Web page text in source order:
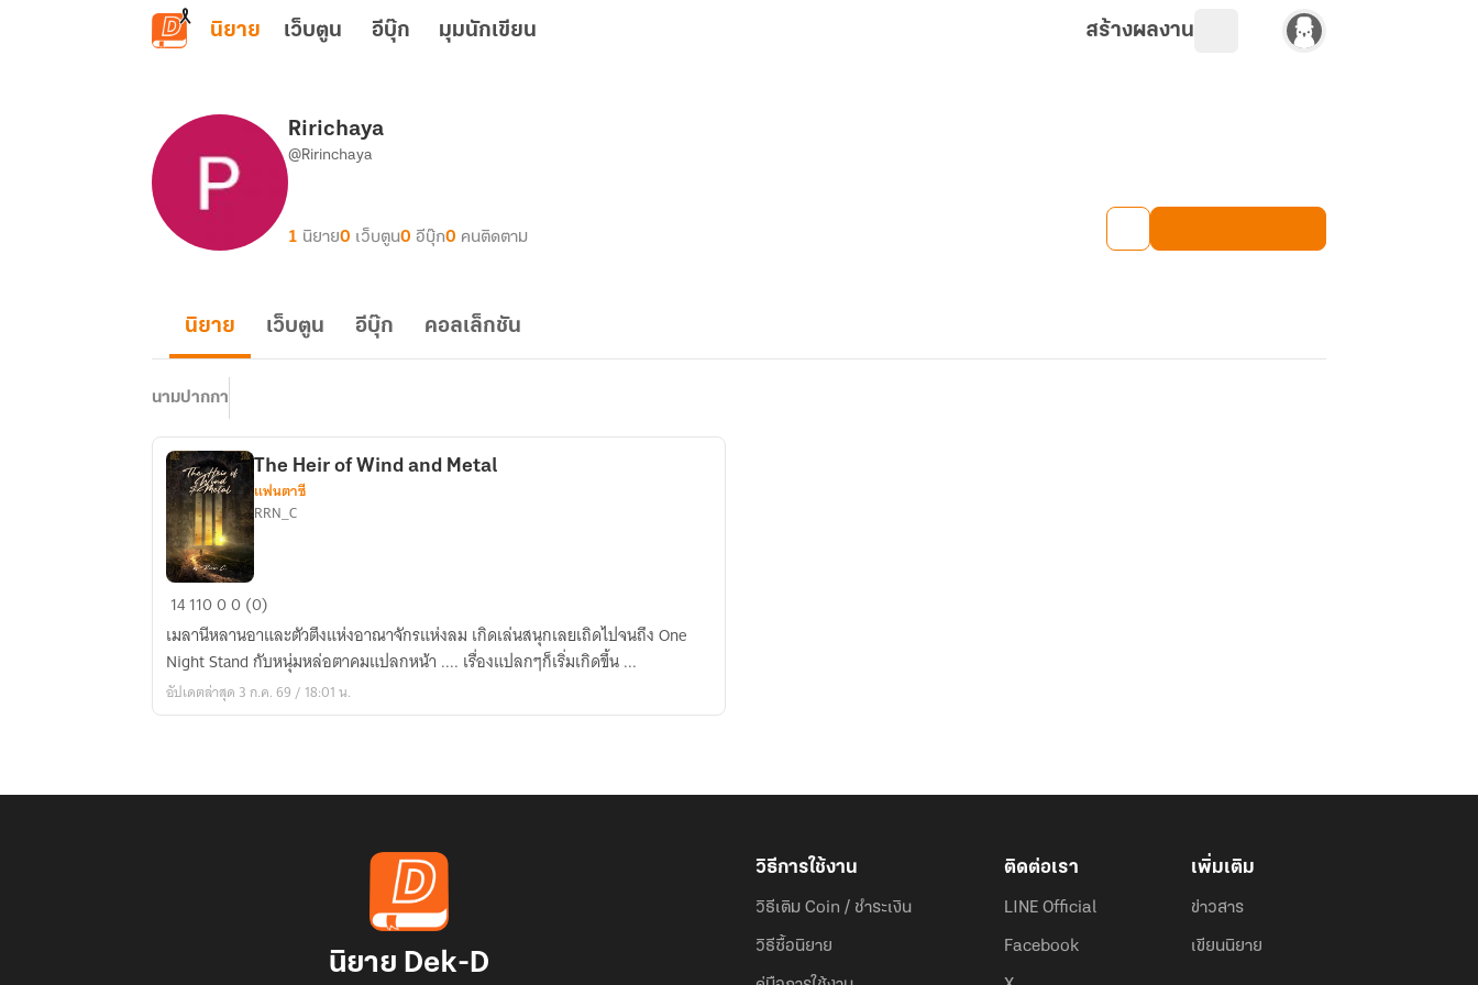
ข้ามไปยังเนื้อหาหลัก
นิยาย เว็บตูน อีบุ๊ก มุมนักเขียน สร้างผลงาน
Ririchaya
@Ririnchaya
1 นิยาย0 เว็บตูน0 อีบุ๊ก0 คนติดตาม
นิยาย เว็บตูน อีบุ๊ก คอลเล็กชัน
นามปากกา
The
Heir
of
Wind
and
The Heir of Wind and Metal
แฟนตาซี
RRN_C
1411000 (0)
เมลานีหลานอาและตัวตึงแห่งอาณาจักรแห่งลม เกิดเล่นสนุกเลยเถิดไปจนถึง One
Night Stand กับหนุ่มหล่อตาคมแปลกหน้า .... เรื่องแปลกๆก็เริ่มเกิดขึ้น ...
อัปเดตล่าสุด 3 ก.ค. 69 / 18:01 น.
นิยาย Dek-D
วิธีการใช้งาน
วิธีเติม Coin / ชำระเงิน
วิธีซื้อนิยาย
ติดต่อเรา
LINE Official
Facebook
เพิ่มเติม
ข่าวสาร
เขียนนิยาย